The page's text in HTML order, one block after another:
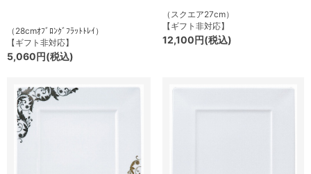
（28cmｵﾌﾞﾛﾝｸﾞﾌﾗｯﾄﾄﾚｲ）
【ギフト非対応】
5,060円(税込)
（スクエア27cm）
【ギフト非対応】
12,100円(税込)